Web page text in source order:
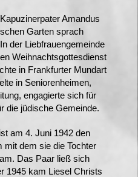
Amandus
Garten sprach
der Liebfrauengemeinde
Weihnachtsgottesdienst
in Frankfurter Mundart
in Seniorenheimen,
engagierte sich für
die jüdische Gemeinde.
am 4. Juni 1942 den
mit dem sie die Tochter
Das Paar ließ sich
1945 kam Liesel Christs